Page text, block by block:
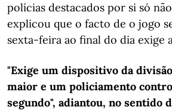
polícias destacados por si só
explicou que o facto de o jogo
sexta-feira ao final do dia exige
"Exige um dispositivo da
maior e um policiamento
segundo", adiantou, no sentido